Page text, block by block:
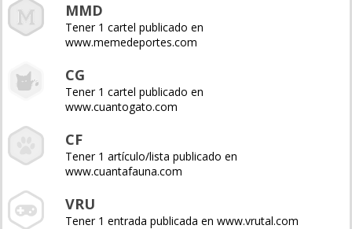
MMD
Tener 1 cartel publicado en
www.memedeportes.com
CG
Tener 1 cartel publicado en
www.cuantogato.com
CF
Tener 1 artículo/lista publicado en
www.cuantafauna.com
VRU
Tener 1 entrada publicada en www.vrutal.com